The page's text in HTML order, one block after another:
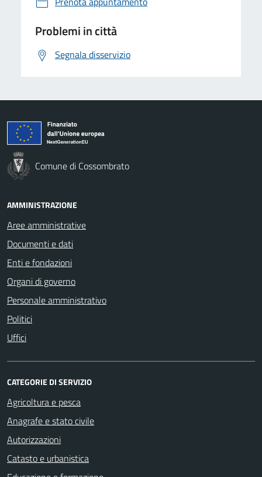
Problemi in città
Segnala disservizio
Comune di Cossombrato
AMMINISTRAZIONE
Aree amministrative
Documenti e dati
Enti e fondazioni
Organi di governo
Personale amministrativo
Politici
Uffici
CATEGORIE DI SERVIZIO
Agricoltura e pesca
Anagrafe e stato civile
Autorizzazioni
Catasto e urbanistica